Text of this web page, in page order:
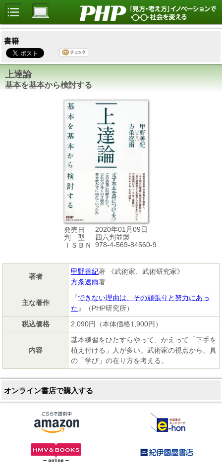
書籍
上達論
基本を基本から検討する
発売日
2020年01月09日
判 型
四六判並製
ＩＳＢＮ
978-4-569-84560-9
著者
甲野善紀著 《武術家、武術研究家》
方条遼雨著
主な著作
『できない理由は、その頑張りと努力にあっ
た 』（PHP研究所）
税込価格
2,090円（本体価格1,900円）
内容
基本練習をひたすらやって、かえって「下手を
植え付ける」人が多い。武術家の視点から、真
の「学び」の在り方を考える。
オンライン書店で購入する